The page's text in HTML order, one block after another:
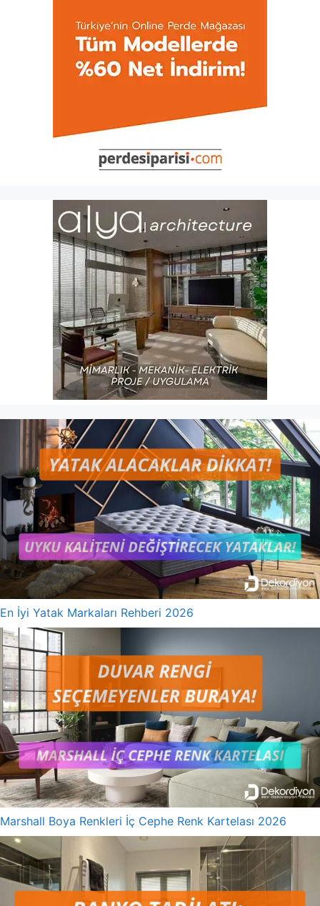
En İyi Yatak Markaları Rehberi 2026
Marshall Boya Renkleri İç Cephe Renk Kartelası 2026